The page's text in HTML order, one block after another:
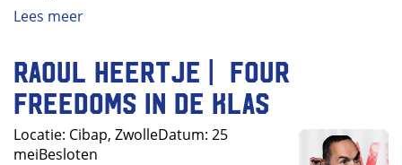
Lees meer
Raoul Heertje | Four
Freedoms in de klas
Locatie: Cibap, ZwolleDatum: 25
meiBesloten